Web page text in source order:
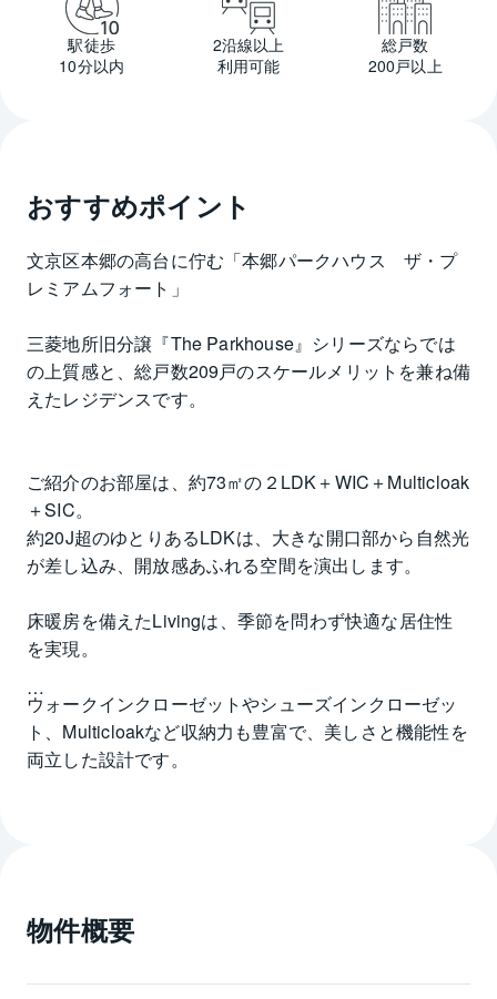
駅徒歩
10分以内
2沿線以上
利用可能
総戸数
200戸以上
おすすめポイント
文京区本郷の高台に佇む「本郷パークハウス　ザ・プ
レミアムフォート」
三菱地所旧分譲『The Parkhouse』シリーズならでは
の上質感と、総戸数209戸のスケールメリットを兼ね備
えたレジデンスです。
ご紹介のお部屋は、約73㎡の２LDK＋WIC＋Multicloak
＋SIC。
約20J超のゆとりあるLDKは、大きな開口部から自然光
が差し込み、開放感あふれる空間を演出します。
床暖房を備えたLivingは、季節を問わず快適な居住性
を実現。
ウォークインクローゼットやシューズインクローゼッ
ト、Multicloakなど収納力も豊富で、美しさと機能性を
両立した設計です。
共用部には吹抜けLoungeやGuestroom、Concierge
サービスなどホテルライクな設備を備え、日々の暮ら
しをより豊かに彩ります。
物件概要